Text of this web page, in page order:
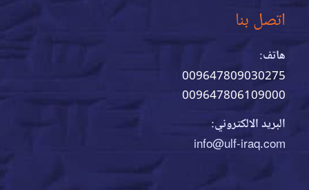
اتصل بنا
هاتف:
009647809030275
009647806109000
البريد الالكتروني:
info@ulf-iraq.com